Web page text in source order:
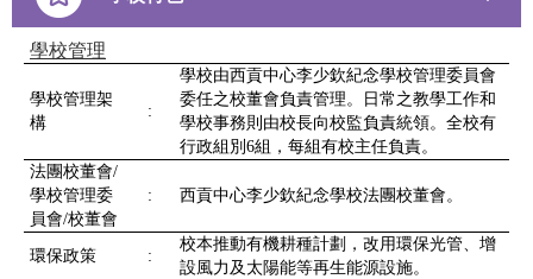
學校管理
學校管理架
構
:
學校由西貢中心李少欽紀念學校管理委員會
委任之校董會負責管理。日常之教學工作和
學校事務則由校長向校監負責統領。全校有
行政組別6組，每組有校主任負責。
法團校董會/
學校管理委
員會/校董會
: 西貢中心李少欽紀念學校法團校董會。
環保政策 :
校本推動有機耕種計劃，改用環保光管、增
設風力及太陽能等再生能源設施。